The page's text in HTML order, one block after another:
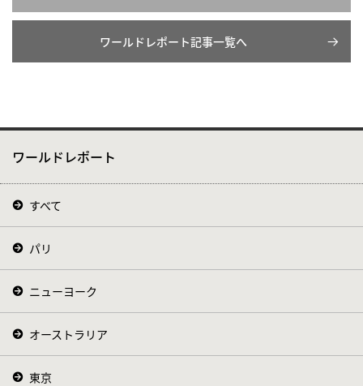
ワールドレポート記事一覧へ
ワールドレポート
すべて
パリ
ニューヨーク
オーストラリア
東京